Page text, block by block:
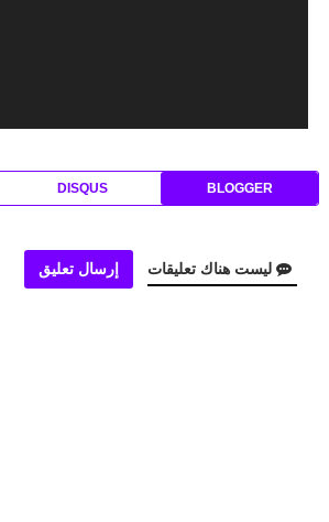
BLOGGER
DISQUS
ليست هناك تعليقات إرسال تعليق